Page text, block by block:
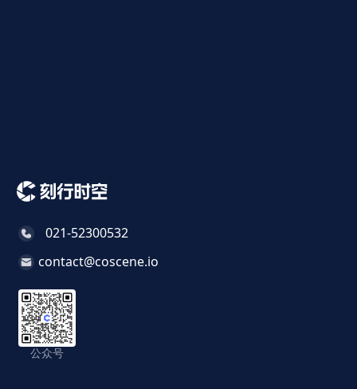
contact@coscene.io
021-52300532
公众号